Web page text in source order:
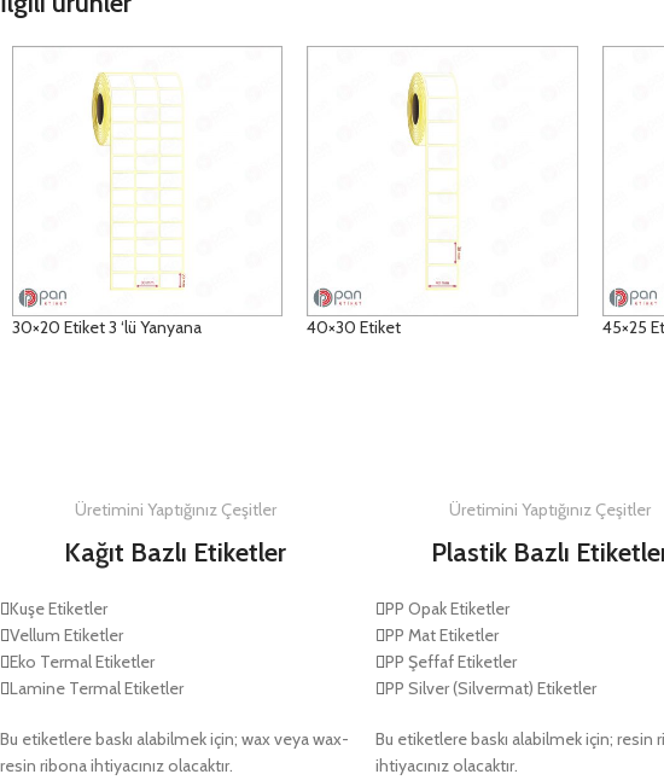
30×20 Etiket 3 ‘lü Yanyana 40×30 Etiket 45×25
Üretimini Yaptığınız Çeşitler
Kağıt Bazlı Etiketler
Kuşe Etiketler
Vellum Etiketler
Eko Termal Etiketler
Lamine Termal Etiketler
Bu etiketlere baskı alabilmek için; wax veya wax-
resin ribona ihtiyacınız olacaktır.
Üretimini Yaptığınız Çeşitler
Plastik Bazlı
PP Opak Etiketler
PP Mat Etiketler
PP Şeffaf Etiketler
PP Silver (Silvermat) Etiketler
Bu etiketlere baskı alabilmek için; resin
ihtiyacınız olacaktır.